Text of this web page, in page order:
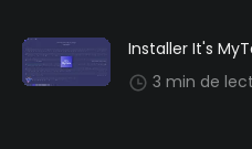
Installer It's
3 min de